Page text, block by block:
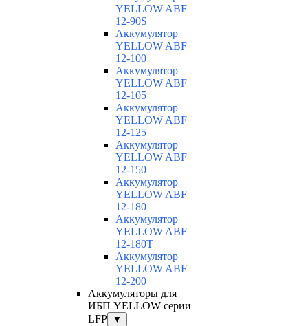
YELLOW ABF
12-90S
Аккумулятор
YELLOW ABF
12-100
Аккумулятор
YELLOW ABF
12-105
Аккумулятор
YELLOW ABF
12-125
Аккумулятор
YELLOW ABF
12-150
Аккумулятор
YELLOW ABF
12-180
Аккумулятор
YELLOW ABF
12-180Т
Аккумулятор
YELLOW ABF
12-200
Аккумуляторы для
ИБП YELLOW серии
LFP
▼